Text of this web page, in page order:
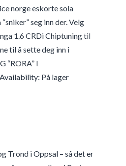
norge eskorte sola
seg inn der. Velg
1.6 CRDi Chiptuning til
til å sette deg inn i
“RORA” I
På lager
Trond i Oppsal – så det er